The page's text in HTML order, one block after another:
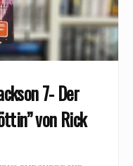
7- Der
von Rick